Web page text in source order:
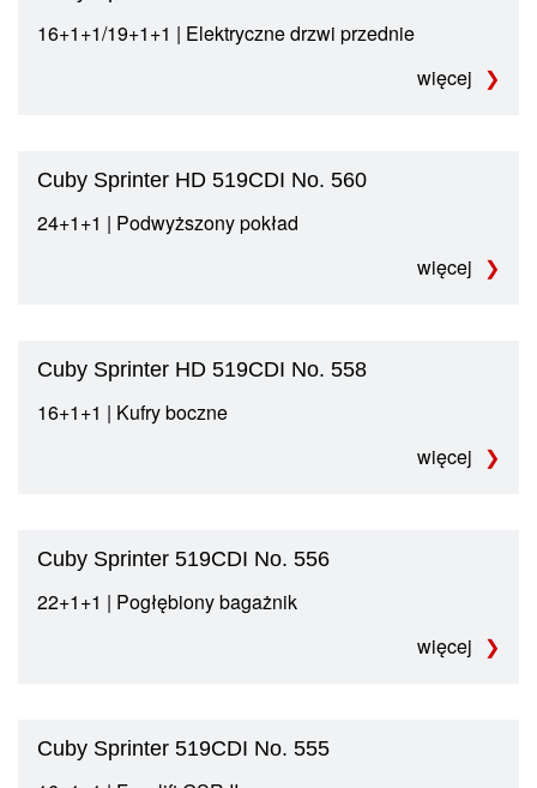
16+1+1/19+1+1 | Elektryczne drzwi przednie
więcej
Cuby Sprinter HD 519CDI No. 560
24+1+1 | Podwyższony pokład
więcej
Cuby Sprinter HD 519CDI No. 558
16+1+1 | Kufry boczne
więcej
Cuby Sprinter 519CDI No. 556
22+1+1 | Pogłębiony bagażnik
więcej
Cuby Sprinter 519CDI No. 555